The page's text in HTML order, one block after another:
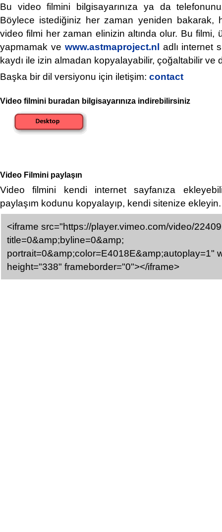
Bu video filmini bilgisayarınıza ya da
Böylece istediğiniz her zaman yeniden bakarak,
video filmi her zaman elinizin altında olur. Bu filmi,
yapmamak ve www.astmaproject.nl adlı internet
kaydı ile izin almadan kopyalayabilir, çoğaltabilir ve
Başka bir dil versiyonu için iletişim: contact
Video filmini buradan bilgisayarınıza indirebilirsiniz
Video Filmini paylaşın
Video filmini kendi internet sayfanıza
paylaşım kodunu kopyalayıp, kendi sitenize ekleyin.
<iframe src="https://player.vimeo.com/video/
title=0&amp;byline=0&amp;
portrait=0&amp;color=E4018E&amp;autoplay=1"
height="338" frameborder="0"></iframe>